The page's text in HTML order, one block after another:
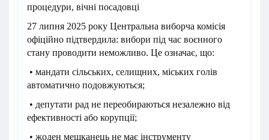
процедури, вічні посадовці
27 липня 2025 року Центральна виборча комісія
офіційно підтвердила: вибори під час воєнного
стану проводити неможливо. Це означає, що:
• мандати сільських, селищних, міських голів
автоматично подовжуються;
• депутати рад не переобираються незалежно від
ефективності або корупції;
• жоден мешканець не має інструменту